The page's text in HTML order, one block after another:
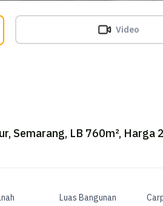
Video
Semarang, LB 760m², Harga
Luas Bangunan